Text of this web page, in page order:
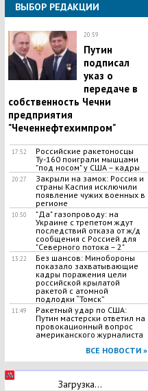
ВЫБОР РЕДАКЦИИ
20:59
Путин
подписал
указ о
передаче в
собственность Чечни
предприятия
"Чеченнефтехимпром"
17:52
Российские ракетоносцы
Ту-160 поиграли мышцами
"под носом" у США – кадры
20:27
Закрыли на замок: Россия и
страны Каспия исключили
появление чужих военных в
регионе
10:50
"Да" газопроводу: на
Украине с трепетом ждут
последствий отказа от ж/д
сообщения с Россией для
"Северного потока – 2"
13:22
Без шансов: Минобороны
показало захватывающие
кадры поражения цели
российской крылатой
ракетой с атомной
подлодки “Томск”
11:49
Ракетный удар по США:
Путин мастерски ответил на
провокационный вопрос
американского журналиста
ВСЕ НОВОСТИ »
Загрузка...